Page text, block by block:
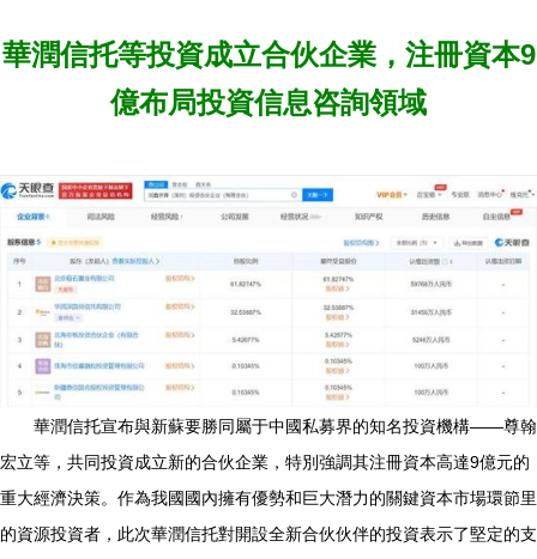
華潤信托等投資成立合伙企業，注冊資本9
億布局投資信息咨詢領域
華潤信托宣布與新蘇要勝同屬于中國私募界的知名投資機構——尊翰
宏立等，共同投資成立新的合伙企業，特別強調其注冊資本高達9億元的
重大經濟決策。作為我國國內擁有優勢和巨大潛力的關鍵資本市場環節里
的資源投資者，此次華潤信托對開設全新合伙伙伴的投資表示了堅定的支